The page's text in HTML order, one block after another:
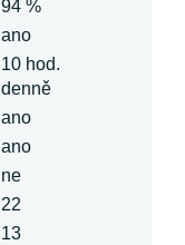
94 %
ano
10 hod.
denně
ano
ano
ne
22
13